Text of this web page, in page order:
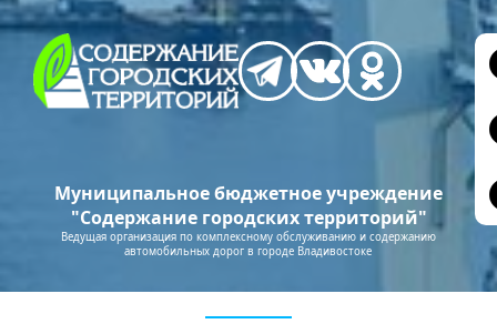
Муниципальное бюджетное учреждение
"Содержание городских территорий"
Ведущая организация по комплексному обслуживанию и содержанию
автомобильных дорог в городе Владивостоке